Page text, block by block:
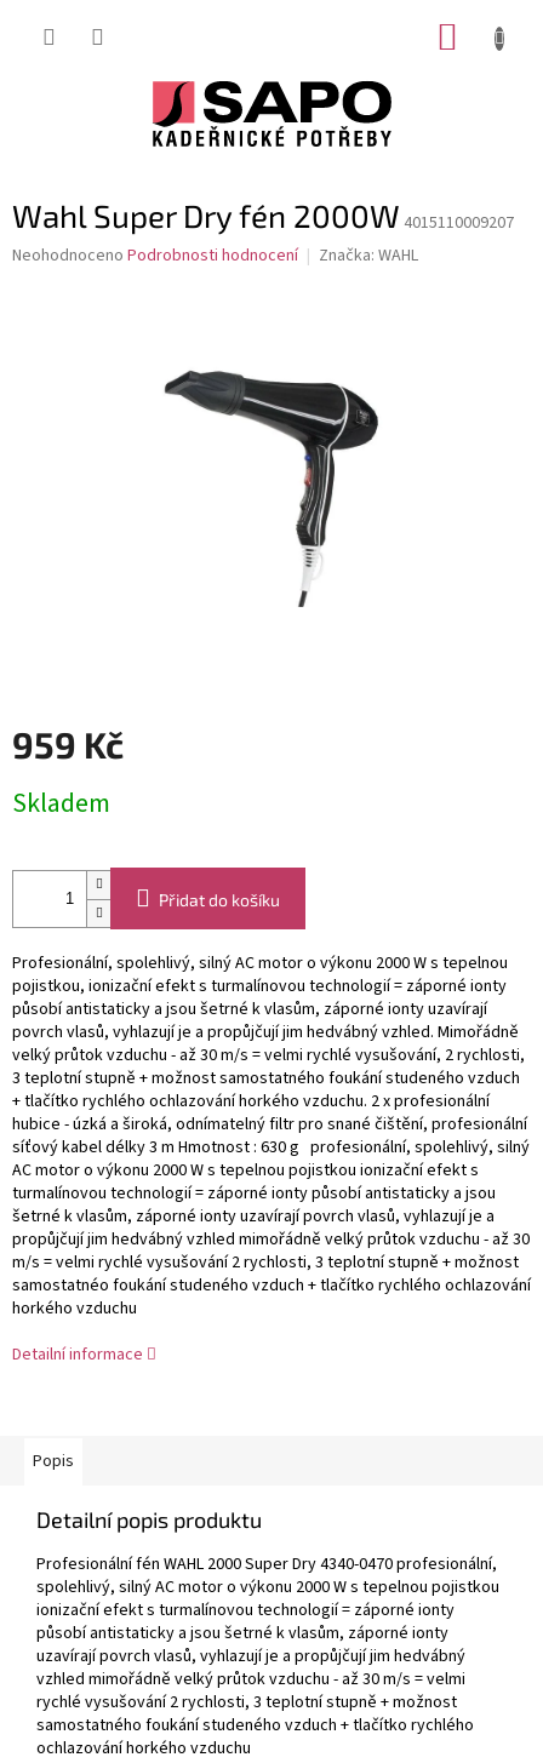
Wahl Super Dry fén 2000W 4015110009207
Průměrné
Neohodnoceno Podrobnosti hodnocení Značka: WAHL
959 Kč
cena:
Skladem
Přidat do košíku
Profesionální, spolehlivý, silný AC motor o výkonu 2000 W s tepelnou
pojistkou, ionizační efekt s turmalínovou technologií = záporné ionty
působí antistaticky a jsou šetrné k vlasům, záporné ionty uzavírají
povrch vlasů, vyhlazují je a propůjčují jim hedvábný vzhled. Mimořádně
velký průtok vzduchu - až 30 m/s = velmi rychlé vysušování, 2 rychlosti,
3 teplotní stupně + možnost samostatného foukání studeného vzduch
+ tlačítko rychlého ochlazování horkého vzduchu. 2 x profesionální
hubice - úzká a široká, odnímatelný filtr pro snané čištění, profesionální
síťový kabel délky 3 m Hmotnost : 630 g profesionální, spolehlivý, silný
AC motor o výkonu 2000 W s tepelnou pojistkou ionizační efekt s
turmalínovou technologií = záporné ionty působí antistaticky a jsou
šetrné k vlasům, záporné ionty uzavírají povrch vlasů, vyhlazují je a
propůjčují jim hedvábný vzhled mimořádně velký průtok vzduchu - až 30
m/s = velmi rychlé vysušování 2 rychlosti, 3 teplotní stupně + možnost
samostatnéo foukání studeného vzduch + tlačítko rychlého ochlazování
horkého vzduchu
Detailní informace
Popis
Detailní popis produktu
Profesionální fén WAHL 2000 Super Dry 4340-0470 profesionální,
spolehlivý, silný AC motor o výkonu 2000 W s tepelnou pojistkou
ionizační efekt s turmalínovou technologií = záporné ionty
působí antistaticky a jsou šetrné k vlasům, záporné ionty
uzavírají povrch vlasů, vyhlazují je a propůjčují jim hedvábný
vzhled mimořádně velký průtok vzduchu - až 30 m/s = velmi
rychlé vysušování 2 rychlosti, 3 teplotní stupně + možnost
samostatného foukání studeného vzduch + tlačítko rychlého
ochlazování horkého vzduchu